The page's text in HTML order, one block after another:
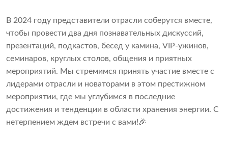
В 2024 году представители отрасли соберутся вместе,
чтобы провести два дня познавательных дискуссий,
презентаций, подкастов, бесед у камина, VIP-ужинов,
семинаров, круглых столов, общения и приятных
мероприятий. Мы стремимся принять участие вместе с
лидерами отрасли и новаторами в этом престижном
мероприятии, где мы углубимся в последние
достижения и тенденции в области хранения энергии. С
нетерпением ждем встречи с вами!🎉